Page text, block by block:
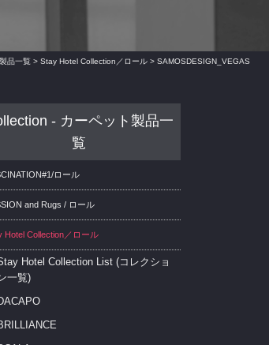
品一覧 > Stay Hotel Collection／ロール > SAMOSDESIGN_VEGAS
- カーペット製品一
覧
ロール
and Rugs / ロール
Hotel Collection／ロール
Hotel Collection List (コレクショ
一覧)